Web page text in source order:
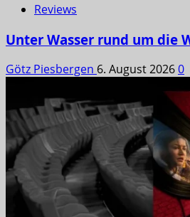
Reviews
Unter Wasser rund um die
Götz Piesbergen 6. August 20260